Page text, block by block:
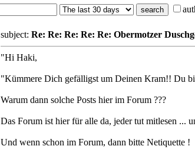
subject: Re: Re: Re: Re: Re: Obermotzer
"Hi Haki,
"Kümmere Dich gefälligst um Deinen Kram!! Du
Warum dann solche Posts hier im Forum ???
Das Forum ist hier für alle da, jeder tut mitlesen ...
Und wenn schon im Forum, dann bitte Netiquette !